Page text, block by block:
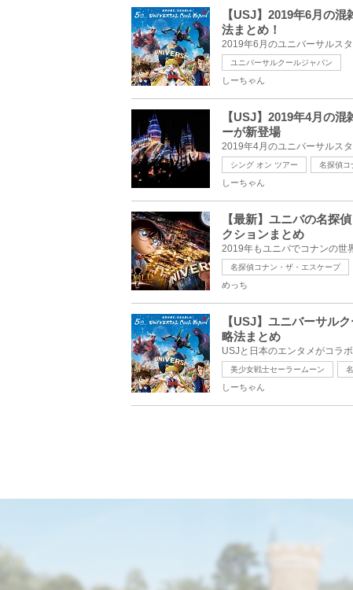
【USJ】2019年6月の
法まとめ！
ユニバーサルクールジャパン
しーちゃん
【USJ】2019年4月の
ーが新登場
シング オン ツアー 名探偵コ
しーちゃん
【最新】ユニバの名探
クションまとめ
名探偵コナン・ザ・エスケープ
めっち
【USJ】ユニバーサル
略法まとめ
美少女戦士セーラームーン
しーちゃん